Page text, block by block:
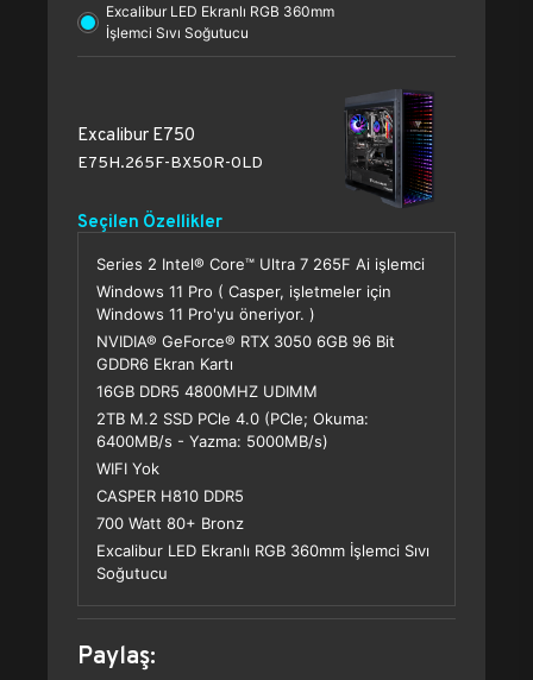
Excalibur LED Ekranlı RGB 360mm
İşlemci Sıvı Soğutucu
Excalibur E750
E75H.265F-BX50R-0LD
Seçilen Özellikler
Series 2 Intel® Core™ Ultra 7 265F Ai işlemci
Windows 11 Pro ( Casper, işletmeler için
Windows 11 Pro'yu öneriyor. )
NVIDIA® GeForce® RTX 3050 6GB 96 Bit
GDDR6 Ekran Kartı
16GB DDR5 4800MHZ UDIMM
2TB M.2 SSD PCle 4.0 (PCle; Okuma:
6400MB/s - Yazma: 5000MB/s)
WIFI Yok
CASPER H810 DDR5
700 Watt 80+ Bronz
Excalibur LED Ekranlı RGB 360mm İşlemci Sıvı
Soğutucu
Paylaş: